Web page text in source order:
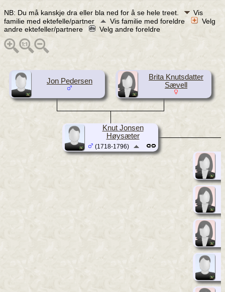
NB: Du må kanskje dra eller bla ned for å se hele treet.
Vis
familie med ektefelle/partner
Vis familie med foreldre
Velg
andre ektefeller/partnere
Velg andre foreldre
Jon Pedersen
Brita Knutsdatter
Sævell
Knut Jonsen
Høysæter
(1718-1796)